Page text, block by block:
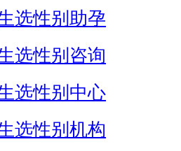
选性别助孕
选性别咨询
选性别中心
选性别机构